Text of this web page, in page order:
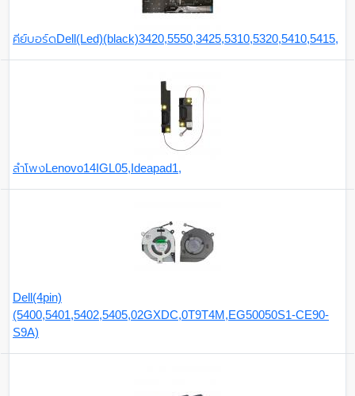
คีย์บอร์ดDell(Led)(black)3420,5550,3425,5310,5320,5410,5415,
ลำโพงLenovo14IGL05,Ideapad1,
Dell(4pin)
(5400,5401,5402,5405,02GXDC,0T9T4M,EG50050S1-CE90-
S9A)